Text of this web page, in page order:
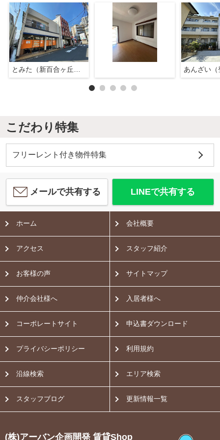
あんざい（
こだわり特集
フリーレント付き物件特集
メールで共有する LINEで共有する
ホーム 会社概要
アクセス スタッフ紹介
お客様の声 サイトマップ
仲介会社様へ 入居者様へ
コーポレートサイト 申込書ダウンロード
プライバシーポリシー 利用規約
沿線検索 エリア検索
スタッフブログ 更新情報一覧
(株)アーバン企画開発 賃貸Shop